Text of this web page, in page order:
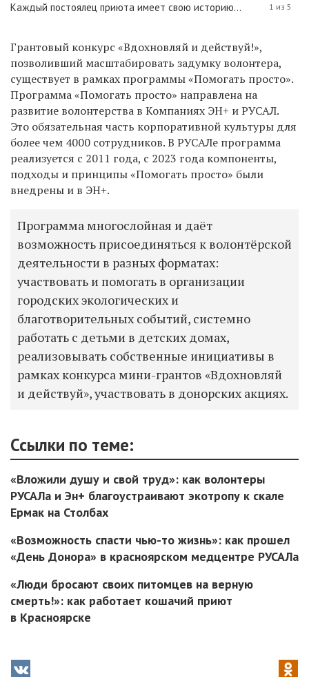
Каждый постоялец приюта имеет свою историю... 1 из 5
Грантовый конкурс «Вдохновляй и действуй!»,
позволивший масштабировать задумку волонтера,
существует в рамках программы «Помогать просто».
Программа «Помогать просто» направлена на
развитие волонтерства в Компаниях ЭН+ и РУСАЛ.
Это обязательная часть корпоративной культуры для
более чем 4000 сотрудников. В РУСАЛе программа
реализуется с 2011 года, с 2023 года компоненты,
подходы и принципы «Помогать просто» были
внедрены и в ЭН+.
Программа многослойная и даёт
возможность присоединяться к волонтёрской
деятельности в разных форматах:
участвовать и помогать в организации
городских экологических и
благотворительных событий, системно
работать с детьми в детских домах,
реализовывать собственные инициативы в
рамках конкурса мини-грантов «Вдохновляй
и действуй», участвовать в донорских акциях.
Ссылки по теме:
«Вложили душу и свой труд»: как волонтеры
РУСАЛа и Эн+ благоустраивают экотропу к скале
Ермак на Столбах
«Возможность спасти чью-то жизнь»: как прошел
«День Донора» в красноярском медцентре РУСАЛа
«Люди бросают своих питомцев на верную
смерть!»: как работает кошачий приют
в Красноярске